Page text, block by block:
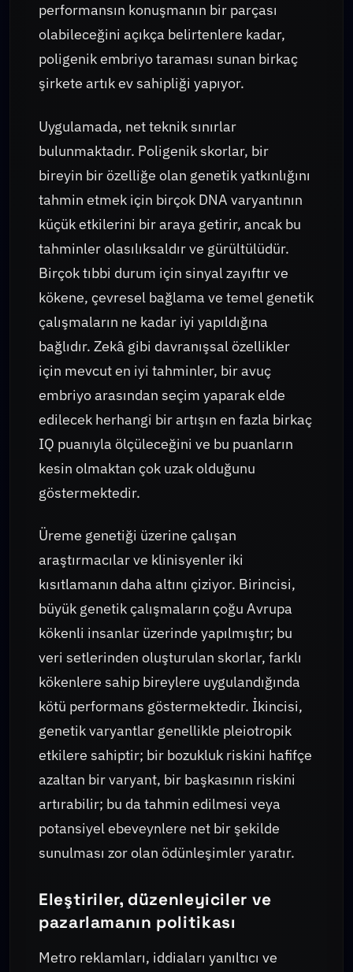
performansın konuşmanın bir parçası
olabileceğini açıkça belirtenlere kadar,
poligenik embriyo taraması sunan birkaç
şirkete artık ev sahipliği yapıyor.
Uygulamada, net teknik sınırlar
bulunmaktadır. Poligenik skorlar, bir
bireyin bir özelliğe olan genetik yatkınlığını
tahmin etmek için birçok DNA varyantının
küçük etkilerini bir araya getirir, ancak bu
tahminler olasılıksaldır ve gürültülüdür.
Birçok tıbbi durum için sinyal zayıftır ve
kökene, çevresel bağlama ve temel genetik
çalışmaların ne kadar iyi yapıldığına
bağlıdır. Zekâ gibi davranışsal özellikler
için mevcut en iyi tahminler, bir avuç
embriyo arasından seçim yaparak elde
edilecek herhangi bir artışın en fazla birkaç
IQ puanıyla ölçüleceğini ve bu puanların
kesin olmaktan çok uzak olduğunu
göstermektedir.
Üreme genetiği üzerine çalışan
araştırmacılar ve klinisyenler iki
kısıtlamanın daha altını çiziyor. Birincisi,
büyük genetik çalışmaların çoğu Avrupa
kökenli insanlar üzerinde yapılmıştır; bu
veri setlerinden oluşturulan skorlar, farklı
kökenlere sahip bireylere uygulandığında
kötü performans göstermektedir. İkincisi,
genetik varyantlar genellikle pleiotropik
etkilere sahiptir; bir bozukluk riskini hafifçe
azaltan bir varyant, bir başkasının riskini
artırabilir; bu da tahmin edilmesi veya
potansiyel ebeveynlere net bir şekilde
sunulması zor olan ödünleşimler yaratır.
Eleştiriler, düzenleyiciler ve
pazarlamanın politikası
Metro reklamları, iddiaları yanıltıcı ve